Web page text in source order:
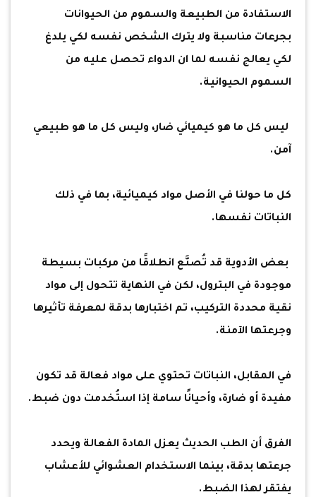
الاستفادة من الطبيعة والسموم من الحيوانات
بجرعات مناسبة ولا يترك الشخص نفسه لكي يلدغ
لكي يعالج نفسه لما ان الدواء تحصل عليه من
السموم الحيوانية.
ليس كل ما هو كيميائي ضار، وليس كل ما هو طبيعي
آمن.
كل ما حولنا في الأصل مواد كيميائية، بما في ذلك
النباتات نفسها.
بعض الأدوية قد تُصنَّع انطلاقًا من مركبات بسيطة
موجودة في البترول، لكن في النهاية تتحول إلى مواد
نقية محددة التركيب، تم اختبارها بدقة لمعرفة تأثيرها
وجرعتها الآمنة.
في المقابل، النباتات تحتوي على مواد فعالة قد تكون
مفيدة أو ضارة، وأحيانًا سامة إذا استُخدمت دون ضبط.
الفرق أن الطب الحديث يعزل المادة الفعالة ويحدد
جرعتها بدقة، بينما الاستخدام العشوائي للأعشاب
يفتقر لهذا الضبط.